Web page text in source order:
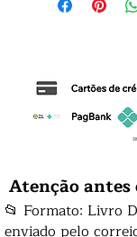
Atenção
📂 Formato: Livro
enviado pelo